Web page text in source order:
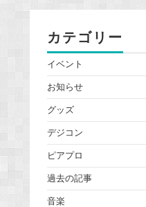
カテゴリー
イベント
お知らせ
グッズ
デジコン
ピアプロ
過去の記事
音楽